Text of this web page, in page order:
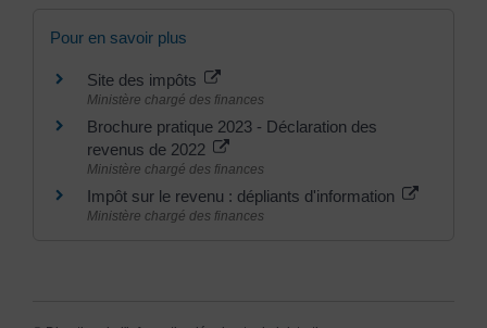
Pour en savoir plus
Site des impôts
Ministère chargé des finances
Brochure pratique 2023 - Déclaration des
revenus de 2022
Ministère chargé des finances
Impôt sur le revenu : dépliants d'information
Ministère chargé des finances